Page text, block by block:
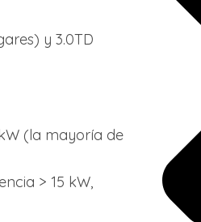
y 3.0TD
(la mayoría de
> 15 kW,